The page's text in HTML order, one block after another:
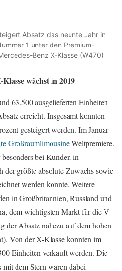
Absatz das neunte Jahr in
1 unter den Premium-
Benz X-Klasse (W470)
wächst in 2019
63.500 ausgelieferten Einheiten
erreicht. Insgesamt konnten
gesteigert werden. Im Januar
GroßraumlimousineWeltpremiere.
bei Kunden in
der größte absolute Zuwachs sowie
werden konnte. Weitere
in Großbritannien, Russland und
dem wichtigsten Markt für die V-
der Absatz nahezu auf dem hohen
Von der X-Klasse konnten im
Einheiten verkauft werden. Die
dem Stern waren dabei